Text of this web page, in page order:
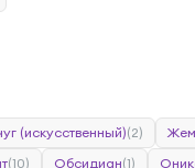
(искусственный)(2)
(10) Обсидиан(1)